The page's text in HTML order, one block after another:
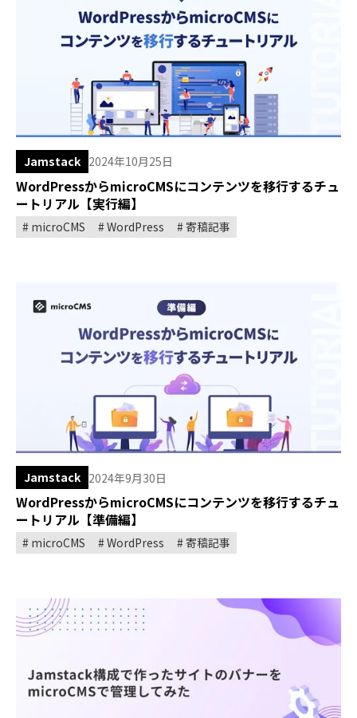
Jamstack 2024年10月25日
WordPressからmicroCMSにコンテンツを移行するチュ
ートリアル【実行編】
microCMS WordPress 寄稿記事
Jamstack 2024年9月30日
WordPressからmicroCMSにコンテンツを移行するチュ
ートリアル【準備編】
microCMS WordPress 寄稿記事